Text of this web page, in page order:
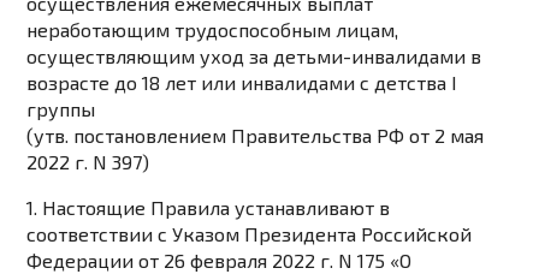
неработающим трудоспособным лицам,
осуществляющим уход за детьми-инвалидами в
возрасте до 18 лет или инвалидами с детства I
группы
(утв. постановлением Правительства РФ от 2 мая
2022 г. N 397)
1. Настоящие Правила устанавливают в
соответствии сУказом Президента Российской
Федерации от 26 февраля 2022 г. N 175 «О